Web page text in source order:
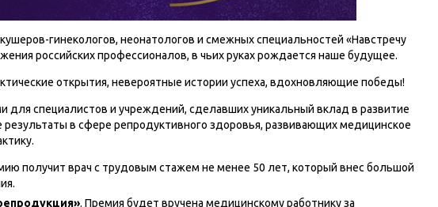
гинекологов, неонатологов и смежных специальностей «Навстречу
российских профессионалов, в чьих руках рождается наше будущее.
открытия, невероятные истории успеха, вдохновляющие победы!
для специалистов и учреждений, сделавших уникальный вклад в развитие
результаты в сфере репродуктивного здоровья, развивающих медицинское
получит врач с трудовым стажем не менее 50 лет, который внес большой
. Премия будет вручена медицинскому работнику за